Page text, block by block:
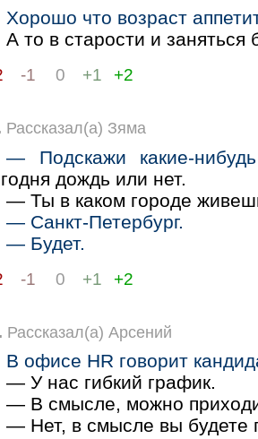
Хорошо что возраст
А то в старости и
-1 0 +1 +2
Рассказал(а) Зяма
— Подскажи какие-
дождь или нет.
— Ты в каком городе
— Санкт-Петербург.
— Будет.
-1 0 +1 +2
Рассказал(а) Арсений
В офисе HR говорит
— У нас гибкий график.
— В смысле, можно
— Нет, в смысле вы будете